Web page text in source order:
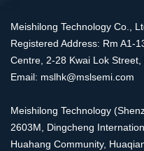
Meishilong Technology Co.,
Registered Address: Rm A1-
Centre, 2-28 Kwai Lok
Email: mslhk@mslsemi.com
Meishilong Technology
2603M, Dingcheng
Huahang Community,